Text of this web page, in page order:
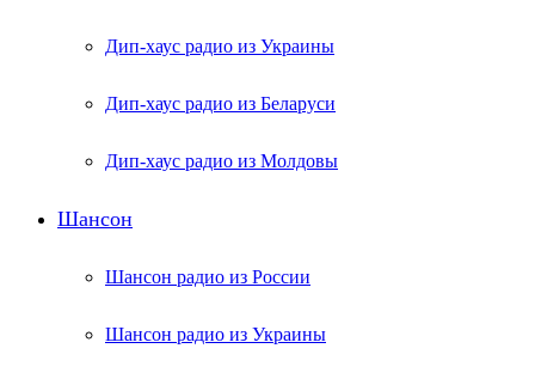
Дип-хаус радио из Украины
Дип-хаус радио из Беларуси
Дип-хаус радио из Молдовы
Шансон
Шансон радио из России
Шансон радио из Украины